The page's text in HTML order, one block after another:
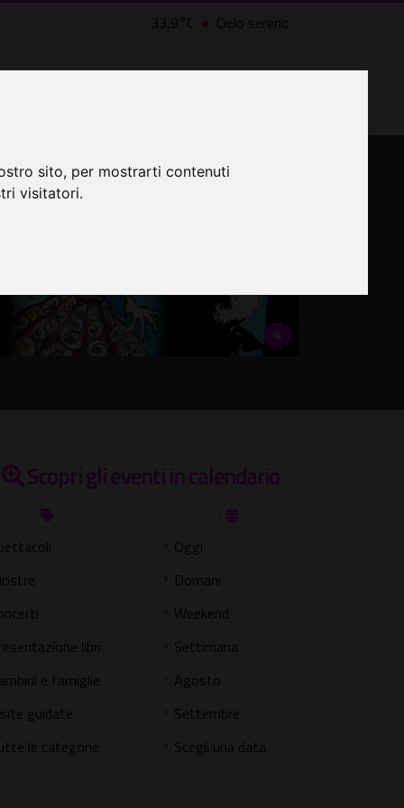
sito, per mostrarti contenuti
visitatori.
33,9°C Cielo sereno
Scopri gli eventi in calendario
libri
e famiglie
guidate
le categorie
Oggi
Domani
Weekend
Settimana
Agosto
Settembre
Scegli una data